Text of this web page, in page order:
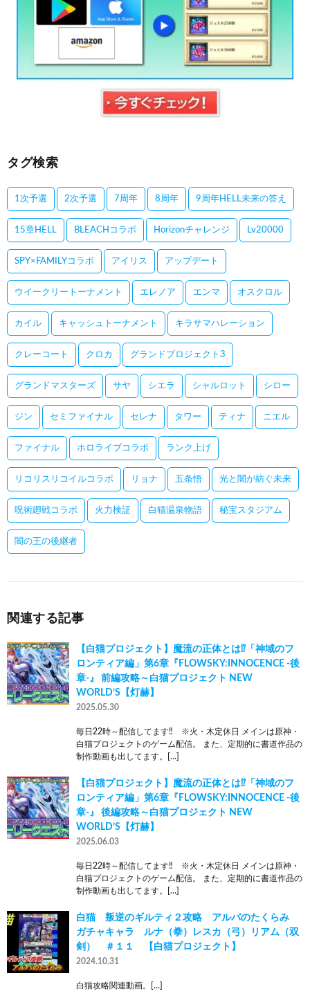
タグ検索
1次予選 2次予選 7周年 8周年 9周年HELL未来の答え
15章HELL BLEACHコラボ Horizonチャレンジ Lv20000
SPY×FAMILYコラボ アイリス アップデート
ウイークリートーナメント エレノア エンマ オスクロル
カイル キャッシュトーナメント キラサマハレーション
クレーコート クロカ グランドプロジェクト3
グランドマスターズ サヤ シエラ シャルロット シロー
ジン セミファイナル セレナ タワー ティナ ニエル
ファイナル ホロライブコラボ ランク上げ
リコリスリコイルコラボ リョナ 五条悟 光と闇が紡ぐ未来
呪術廻戦コラボ 火力検証 白猫温泉物語 秘宝スタジアム
闇の王の後継者
関連する記事
【白猫プロジェクト】魔流の正体とは⁉「神域のフ
ロンティア編」第6章『FLOWSKY:INNOCENCE -後
章-』 前編攻略～白猫プロジェクト NEW
WORLD’S【灯赫】
2025.05.30
毎日22時～配信してます‼ ※火・木定休日 メインは原神・
白猫プロジェクトのゲーム配信。 また、定期的に書道作品の
制作動画も出してます。[…]
【白猫プロジェクト】魔流の正体とは⁉「神域のフ
ロンティア編」第6章『FLOWSKY:INNOCENCE -後
章-』 後編攻略～白猫プロジェクト NEW
WORLD’S【灯赫】
2025.06.03
毎日22時～配信してます‼ ※火・木定休日 メインは原神・
白猫プロジェクトのゲーム配信。 また、定期的に書道作品の
制作動画も出してます。[…]
白猫 叛逆のギルティ２攻略 アルバのたくらみ
ガチャキャラ ルナ（拳）レスカ（弓）リアム（双
剣） ＃１１ 【白猫プロジェクト】
2024.10.31
白猫攻略関連動画。[…]